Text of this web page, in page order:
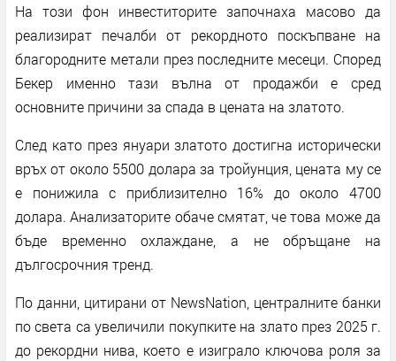
На този фон инвеститорите започнаха масово да
реализират печалби от рекордното поскъпване на
благородните метали през последните месеци. Според
Бекер именно тази вълна от продажби е сред
основните причини за спада в цената на златото.
След като през януари златото достигна исторически
връх от около 5500 долара за тройунция, цената му се
е понижила с приблизително 16% до около 4700
долара. Анализаторите обаче смятат, че това може да
бъде временно охлаждане, а не обръщане на
дългосрочния тренд.
По данни, цитирани от NewsNation, централните банки
по света са увеличили покупките на злато през 2025 г.
до рекордни нива, което е изиграло ключова роля за